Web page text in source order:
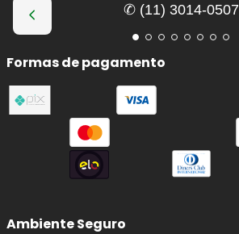
✆ (11) 3014-0507
Formas de pagamento
Ambiente Seguro